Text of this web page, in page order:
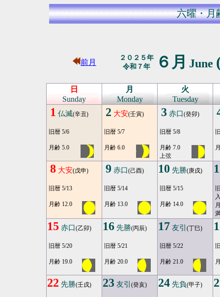
六曜・月
前月
２０２５年
令和７年
６月 June
日
Sunday
月
Monday
火
Tuesday
1 仏滅(辛丑)
旧暦 5/6
月齢 5.0
2 大安(壬寅)
旧暦 5/7
月齢 6.0
3 赤口(癸卯)
旧暦 5/8
月齢 7.0
上弦
8 大安(戊申)
旧暦 5/13
月齢 12.0
9 赤口(己酉)
旧暦 5/14
月齢 13.0
10 先勝(庚戌)
旧暦 5/15
月齢 14.0
15 赤口(乙卯)
旧暦 5/20
月齢 19.0
16 先勝(丙辰)
旧暦 5/21
月齢 20.0
17 友引 (丁巳)
旧暦 5/22
月齢 21.0
22 先勝(壬戌) 23 友引 (癸亥) 24 先負(甲子)